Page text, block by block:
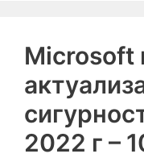
Microsoft
2022 г –